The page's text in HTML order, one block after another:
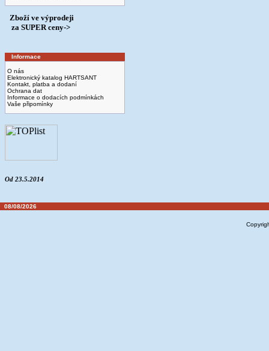
Zboží ve výprodeji
­ za SUPER ceny->
Informace
O nás
Elektronický katalog HARTSANT
Kontakt, platba a dodaní
Ochrana dat
Informace o dodacích podmínkách
Vaše připomínky
Od 23.5.2014
08/08/2026